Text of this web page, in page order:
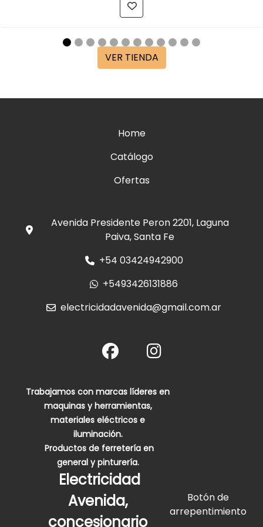
VER TIENDA
Home
Catálogo
Ofertas
Avenida Presidente Peron 2201, Laguna
Paiva, Santa Fe
+54 03424942900
+5493426131886
electricidadavenida@gmail.com.ar
Trabajamos con marcas líderes en
maquinas y herramientas,
materiales eléctricos e
iluminación.
Productos de ferretería en
general y pinturería.
Electricidad
Avenida,
concesionario
Botón de
arrepentimiento